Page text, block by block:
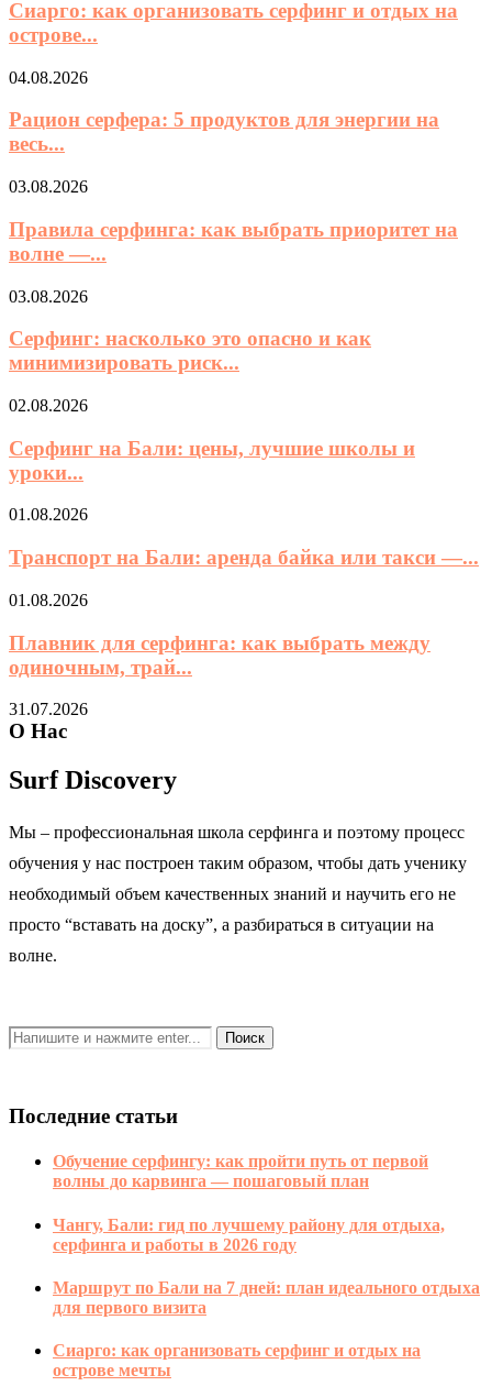
Сиарго: как организовать серфинг и отдых на
острове...
04.08.2026
Рацион серфера: 5 продуктов для энергии на
весь...
03.08.2026
Правила серфинга: как выбрать приоритет на
волне —...
03.08.2026
Серфинг: насколько это опасно и как
минимизировать риск...
02.08.2026
Серфинг на Бали: цены, лучшие школы и
уроки...
01.08.2026
Транспорт на Бали: аренда байка или такси —...
01.08.2026
Плавник для серфинга: как выбрать между
одиночным, трай...
31.07.2026
О Нас
Surf Discovery
Мы – профессиональная школа серфинга и поэтому процесс
обучения у нас построен таким образом, чтобы дать ученику
необходимый объем качественных знаний и научить его не
просто “вставать на доску”, а разбираться в ситуации на
волне.
Последние статьи
Обучение серфингу: как пройти путь от первой
волны до карвинга — пошаговый план
Чангу, Бали: гид по лучшему району для отдыха,
серфинга и работы в 2026 году
Маршрут по Бали на 7 дней: план идеального отдыха
для первого визита
Сиарго: как организовать серфинг и отдых на
острове мечты